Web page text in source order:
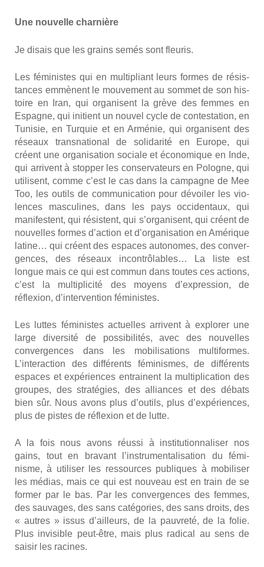
Une nou­velle char­nière
Je disais que les grains semés sont fleu­ris.
Les fémi­nistes qui en mul­ti­pliant leurs formes de résis­
tances emmènent le mou­ve­ment au som­met de son his­
toire en Iran, qui orga­nisent la grève des femmes en
Espagne, qui ini­tient un nou­vel cycle de contes­ta­tion, en
Tuni­sie, en Tur­quie et en Armé­nie, qui orga­nisent des
réseaux trans­na­tio­nal de soli­da­ri­té en Europe, qui
créent une orga­ni­sa­tion sociale et éco­no­mique en Inde,
qui arrivent à stop­per les conser­va­teurs en Pologne, qui
uti­lisent, comme c’est le cas dans la cam­pagne de Mee
Too, les outils de com­mu­ni­ca­tion pour dévoi­ler les vio­
lences mas­cu­lines, dans les pays occi­den­taux, qui
mani­festent, qui résistent, qui s’organisent, qui créent de
nou­velles formes d’action et d’organisation en Amé­rique
latine… qui créent des espaces auto­nomes, des conver­
gences, des réseaux incon­trô­lables… La liste est
longue mais ce qui est com­mun dans toutes ces actions,
c’est la mul­ti­pli­ci­té des moyens d’expression, de
réflexion, d’intervention fémi­nistes.
Les luttes fémi­nistes actuelles arrivent à explo­rer une
large diver­si­té de pos­si­bi­li­tés, avec des nou­velles
conver­gences dans les mobi­li­sa­tions mul­ti­formes.
L’interaction des dif­fé­rents fémi­nismes, de dif­fé­rents
espaces et expé­riences entrainent la mul­ti­pli­ca­tion des
groupes, des stra­té­gies, des alliances et des débats
bien sûr. Nous avons plus d’outils, plus d’expériences,
plus de pistes de réflexion et de lutte.
A la fois nous avons réus­si à ins­ti­tu­tion­na­li­ser nos
gains, tout en bra­vant l’instrumentalisation du fémi­
nisme, à uti­li­ser les res­sources publiques à mobi­li­ser
les médias, mais ce qui est nou­veau est en train de se
for­mer par le bas. Par les conver­gences des femmes,
des sau­vages, des sans caté­go­ries, des sans droits, des
« autres » issus d’ailleurs, de la pau­vre­té, de la folie.
Plus invi­sible peut-être, mais plus radi­cal au sens de
sai­sir les racines.